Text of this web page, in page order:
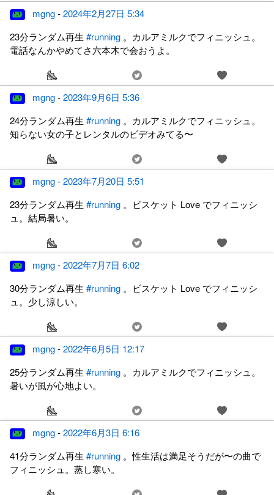
mgng-2024年2月27日 5:34
23分ランダム再生 #running 。カルアミルクでフィニッシュ。
電話なんかやめてさ六本木で会おうよ。
mgng-2023年9月6日 5:36
24分ランダム再生 #running 。カルアミルクでフィニッシュ。
知らない女の子とレンタルのビデオみてる〜
mgng-2023年7月20日 5:51
23分ランダム再生 #running 。ビスケット Love でフィニッシ
ュ。結局暑い。
mgng-2022年7月7日 6:02
30分ランダム再生 #running 。ビスケット Love でフィニッシ
ュ。少し涼しい。
mgng-2022年6月5日 12:17
25分ランダム再生 #running 。カルアミルクでフィニッシュ。
暑いが風が心地よい。
mgng-2022年6月3日 6:16
41分ランダム再生 #running 。性生活は満足そうだが〜の曲で
フィニッシュ。蒸し寒い。